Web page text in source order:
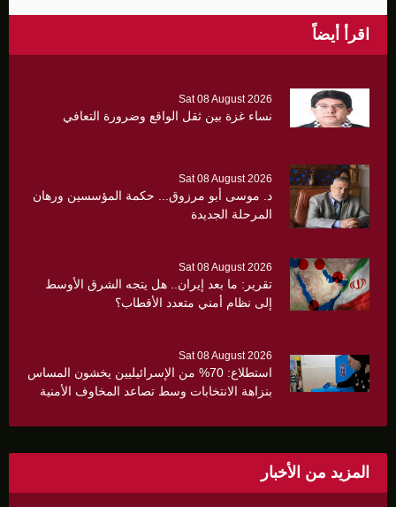
اقرأ أيضاً
Sat 08 August 2026
نساء غزة بين ثقل الواقع وضرورة التعافي
Sat 08 August 2026
د. موسى أبو مرزوق... حكمة المؤسسين ورهان
المرحلة الجديدة
Sat 08 August 2026
تقرير: ما بعد إيران.. هل يتجه الشرق الأوسط
إلى نظام أمني متعدد الأقطاب؟
Sat 08 August 2026
استطلاع: 70% من الإسرائيليين يخشون المساس
بنزاهة الانتخابات وسط تصاعد المخاوف الأمنية
المزيد من الأخبار